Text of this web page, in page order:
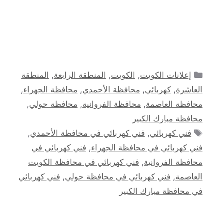
التصنيفات
إعلانات الكويت, الكويت, المنطقة الرابعة, المنطقة
العاشرة, كهربائي, محافظة الأحمدي, محافظة الجهراء,
محافظة العاصمة, محافظة الفروانية, محافظة حولي,
محافظة مبارك الكبير
الوسوم
فني كهربائي, فني كهربائي في محافظة الأحمدي,
فني كهربائي في محافظة الجهراء, فني كهربائي في
محافظة الفروانية, فني كهربائي في محافظة الكويت
العاصمة, فني كهربائي في محافظة حولي, فني كهربائي
في محافظة مبارك الكبير